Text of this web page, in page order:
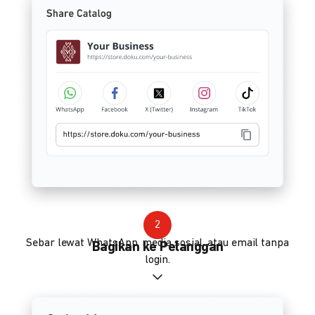
2
Bagikan ke Pelanggan
Sebar lewat WhatsApp, media sosial, atau email tanpa
login.